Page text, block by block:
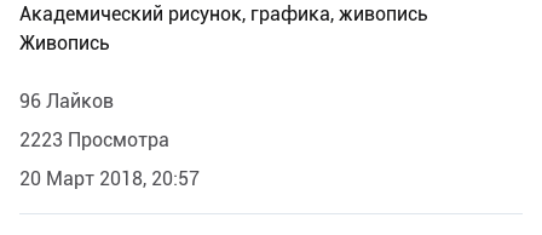
Академический рисунок, графика, живопись
Живопись
96 Лайков
2223 Просмотра
20 Март 2018, 20:57